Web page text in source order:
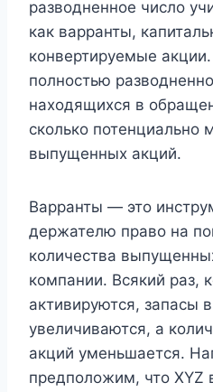
разводненное число
как варранты,
конвертируемые
полностью
находящихся в
сколько потенциально
выпущенных акций.
Варранты — это
держателю право на
количества
компании. Всякий раз,
активируются, запасы
увеличиваются, а
акций уменьшается.
предположим, что XYZ